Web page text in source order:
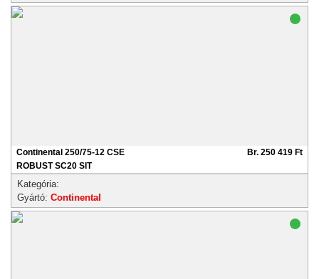
Continental 250/75-12 CSE
ROBUST SC20 SIT
Br. 250 419 Ft
Kategória:
Gyártó: Continental